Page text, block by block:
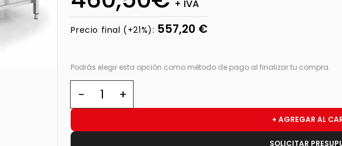
+ IVA
Precio final (+21%): 557,20 €
Podrás elegir esta opción como método de pago al finalizar tu compra.
+ AGREGAR AL
SOLICITAR